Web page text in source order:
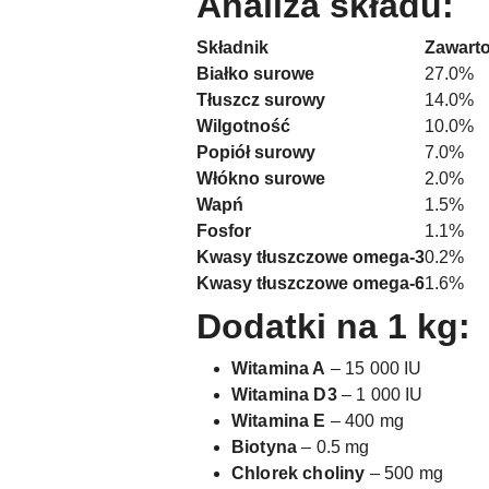
Składnik
Białko surowe
27.0%
Tłuszcz surowy
14.0%
Wilgotność
10.0%
Popiół surowy
7.0%
Włókno surowe
2.0%
Wapń
1.5%
Fosfor
1.1%
Kwasy tłuszczowe omega-30.2%
Kwasy tłuszczowe omega-61.6%
Dodatki na 1 kg:
Witamina A – 15 000 IU
Witamina D3– 1 000 IU
Witamina E – 400 mg
Biotyna – 0.5 mg
Chlorek choliny – 500 mg